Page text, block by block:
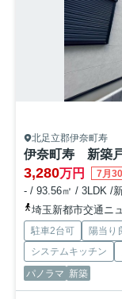
北足立郡伊奈町寿
伊奈町寿 新築
3,280万円 7月
- / 93.56㎡ / 3LDK /
埼玉新都市交通ニ
駐車2台可 陽当り
システムキッチン
パノラマ 新築